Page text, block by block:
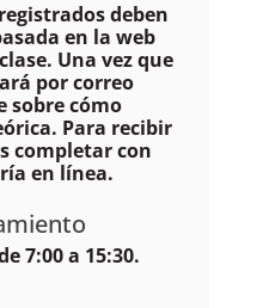
deben
en la web
Una vez que
por correo
sobre cómo
Para recibir
completar con
en línea.
7:00 a 15:30.